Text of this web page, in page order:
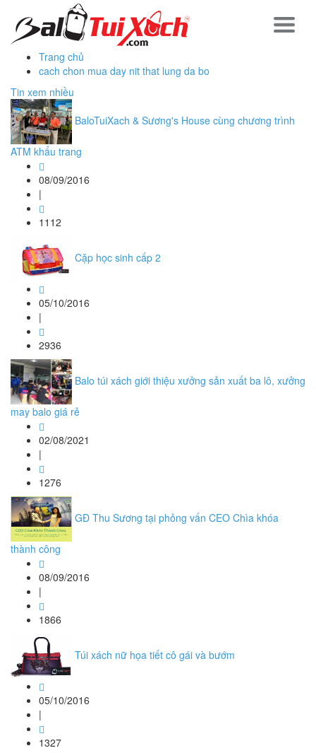
Trang chủ
cach chon mua day nit that lung da bo
Tin xem nhiều
BaloTuiXach & Sương's House cùng chương trình
ATM khẩu trang
08/09/2016
|
1112
Cặp học sinh cấp 2
05/10/2016
|
2936
Balo túi xách giới thiệu xưởng sản xuất ba lô, xưởng
may balo giá rẻ
02/08/2021
|
1276
GĐ Thu Sương tại phỏng vấn CEO Chìa khóa
thành công
08/09/2016
|
1866
Túi xách nữ họa tiết cô gái và bướm
05/10/2016
|
1327